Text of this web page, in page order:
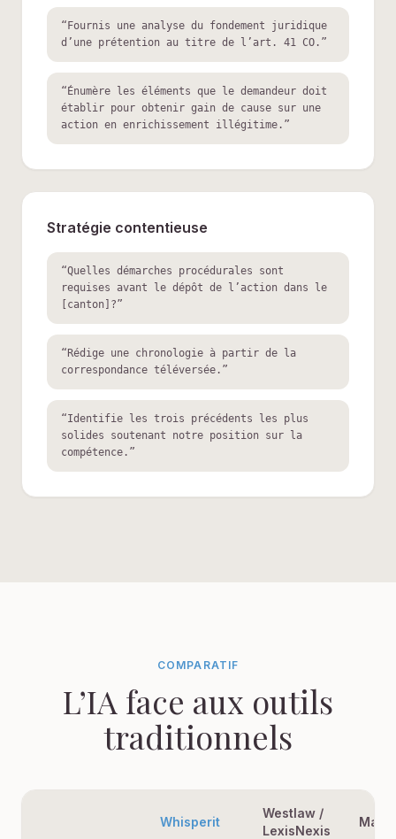
“ Fournis une analyse du fondement juridique
d’une prétention au titre de l’art. 41 CO. ”
“ Énumère les éléments que le demandeur doit
établir pour obtenir gain de cause sur une
action en enrichissement illégitime. ”
Stratégie contentieuse
“Quelles démarches procédurales sont
requises avant le dépôt de l’action dans le
[canton]?”
“ Rédige une chronologie à partir de la
correspondance téléversée. ”
“Identifie les trois précédents les plus
solides soutenant notre position sur la
compétence. ”
COMPARATIF
L’IA face aux outils
traditionnels
Whisperit
Westlaw /
LexisNexis